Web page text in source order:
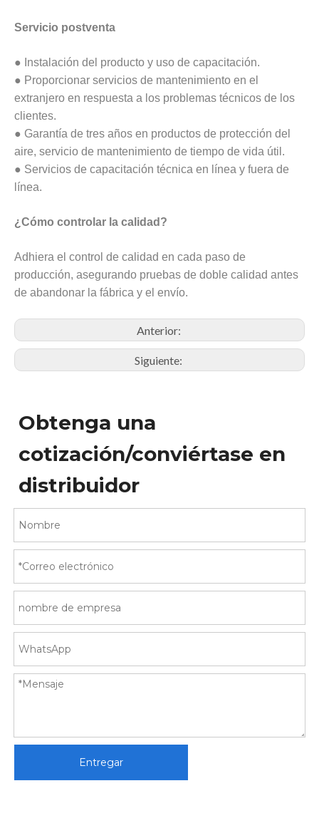
Servicio postventa
● Instalación del producto y uso de capacitación.
● Proporcionar servicios de mantenimiento en el
extranjero en respuesta a los problemas técnicos de los
clientes.
● Garantía de tres años en productos de protección del
aire, servicio de mantenimiento de tiempo de vida útil.
● Servicios de capacitación técnica en línea y fuera de
línea.
¿Cómo controlar la calidad?
Adhiera el control de calidad en cada paso de
producción, asegurando pruebas de doble calidad antes
de abandonar la fábrica y el envío.
Anterior:
Siguiente:
Obtenga una
cotización/conviértase en
distribuidor
Entregar